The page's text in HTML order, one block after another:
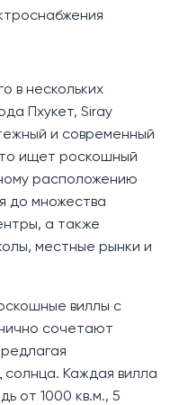
в нескольких
Пхукет, Siray
и современный
ищет роскошный
расположению
до множества
а также
местные рынки и
виллы с
сочетают
солнца. Каждая вилла
от 1000 кв.м., 5